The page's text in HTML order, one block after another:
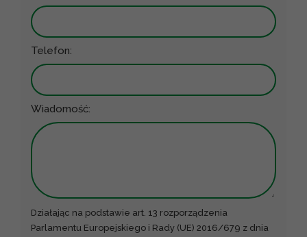
Telefon:
Wiadomość:
Działając na podstawie art. 13 rozporządzenia
Parlamentu Europejskiego i Rady (UE) 2016/679 z dnia